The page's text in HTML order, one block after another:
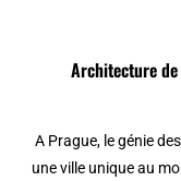
Architecture
A Prague, le génie
une ville unique au